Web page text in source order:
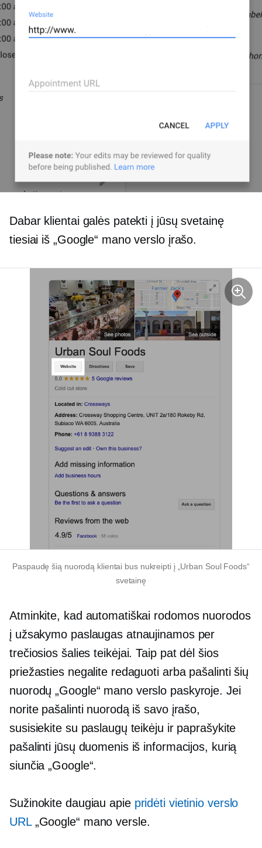
Dabar klientai galės patekti į jūsų svetainę
tiesiai iš „Google“ mano verslo įrašo.
Paspaudę šią nuorodą klientai bus nukreipti į „Urban Soul Foods“
svetainę
Atminkite, kad automatiškai rodomos nuorodos
į užsakymo paslaugas atnaujinamos per
trečiosios šalies teikėjai. Taip pat dėl ​​šios
priežasties negalite redaguoti arba pašalinti šių
nuorodų „Google“ mano verslo paskyroje. Jei
norite pašalinti nuorodą iš savo įrašo,
susisiekite su paslaugų teikėju ir paprašykite
pašalinti jūsų duomenis iš informacijos, kurią
siunčia „Google“.
Sužinokite daugiau apie pridėti vietinio verslo
URL„Google“ mano versle.